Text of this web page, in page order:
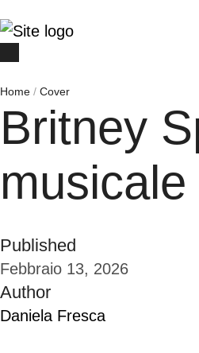
Home / Cover
Britney
Published
Febbraio 13, 2026
Author
Daniela Fresca